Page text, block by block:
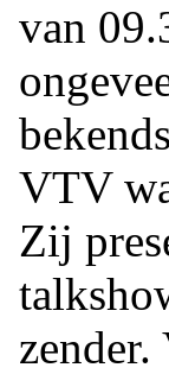
van
VTV
Zij
zender.